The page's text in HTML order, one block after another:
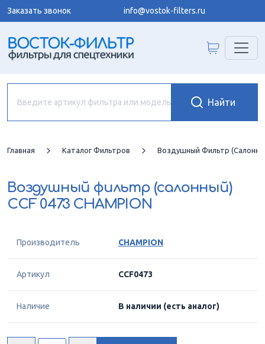
Заказать звонок info@vostok-filters.ru
Главная Каталог Фильтров Воздушный Фильтр
Воздушный фильтр (салонный)
CCF 0473 CHAMPION
Производитель CHAMPION
Артикул CCF0473
Наличие В наличии (есть аналог)